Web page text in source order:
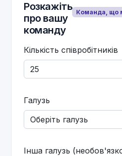
Розкажіть
про вашу
команду
Команда, що
Кількість співробітників
Галузь
Інша галузь